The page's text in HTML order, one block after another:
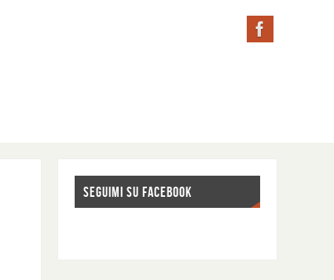
SEGUIMI SU FACEBOOK